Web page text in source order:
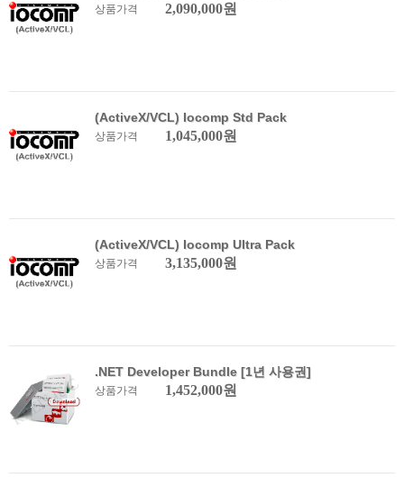
상품가격 2,090,000원
(ActiveX/VCL) Iocomp Std Pack
상품가격 1,045,000원
(ActiveX/VCL) Iocomp Ultra Pack
상품가격 3,135,000원
.NET Developer Bundle [1년 사용권]
상품가격 1,452,000원